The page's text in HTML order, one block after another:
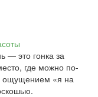
— это гонка за
где можно по-
ощущением «я на